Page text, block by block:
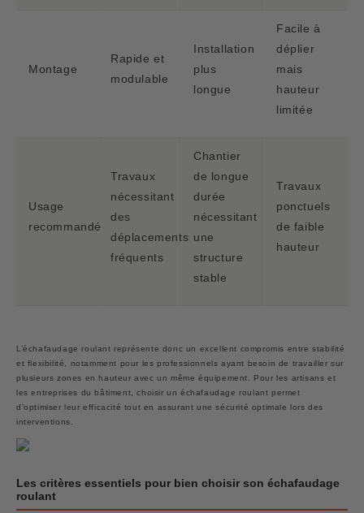
Montage
Rapide et
modulable
Installation
plus
longue
Facile à
déplier
mais
hauteur
limitée
Usage
recommandé
Travaux
nécessitant
des
déplacements
fréquents
Chantier
de longue
durée
nécessitant
une
structure
stable
Travaux
ponctuels
de faible
hauteur
L’échafaudage roulant représente donc un excellent compromis entre stabilité
et flexibilité, notamment pour les professionnels ayant besoin de travailler sur
plusieurs zones en hauteur avec un même équipement. Pour les artisans et
les entreprises du bâtiment, choisir un échafaudage roulant permet
d’optimiser leur efficacité tout en assurant une sécurité optimale lors des
interventions.
Les critères essentiels pour bien choisir son échafaudage
roulant